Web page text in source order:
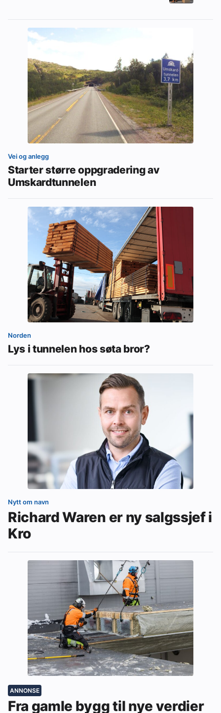
Vei og anlegg
Starter større oppgradering av
Umskardtunnelen
Norden
Lys i tunnelen hos søta bror?
Nytt om navn
Richard Waren er ny salgssjef i
Kro
ANNONSE
Fra gamle bygg til nye verdier